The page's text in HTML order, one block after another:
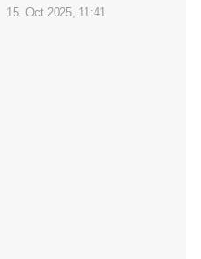
15. Oct 2025, 11:41